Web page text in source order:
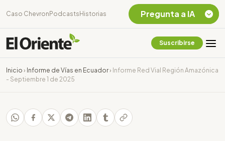
Caso Chevron Podcasts Historias
Suscribirse
Inicio › Informe de Vías en Ecuador› Informe Red Vial Región Amazónica
- Septiembre 1 de 2025
Pregunta a IA
Chevron Ecuador